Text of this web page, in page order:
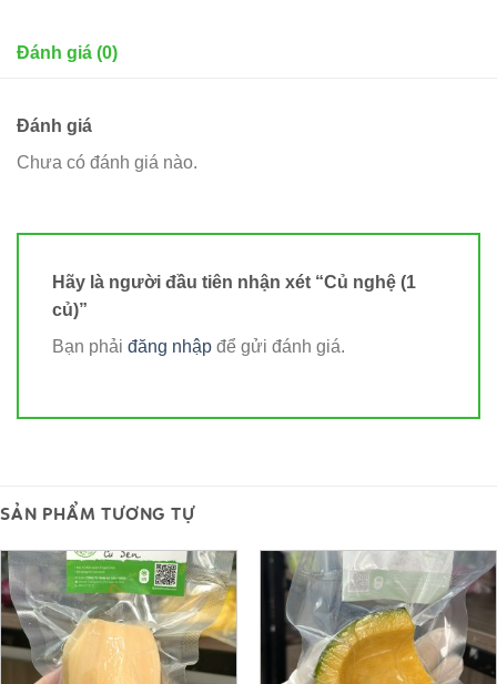
Đánh giá (0)
Đánh giá
Chưa có đánh giá nào.
Hãy là người đầu tiên nhận xét “Củ nghệ (1
củ)”
Bạn phải đăng nhập để gửi đánh giá.
SẢN PHẨM TƯƠNG TỰ